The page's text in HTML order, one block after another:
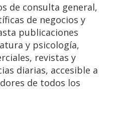
de consulta general,
de negocios y
publicaciones
y psicología,
revistas y
diarias, accesible a
de todos los